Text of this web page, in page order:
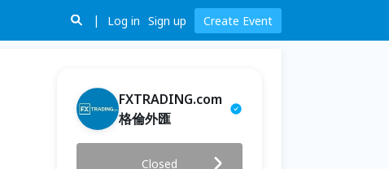
Log in Sign up Create Event
FXTRADING.com
格倫外匯
Closed